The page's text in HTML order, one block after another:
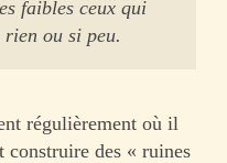
faibles ceux qui
ou si peu.
régulièrement où il
construire des « ruines